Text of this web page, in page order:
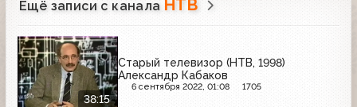
Ещё записи с канала НТВ
38:15
Старый телевизор (НТВ, 1998)
Александр Кабаков
6 сентября 2022, 01:08 1705